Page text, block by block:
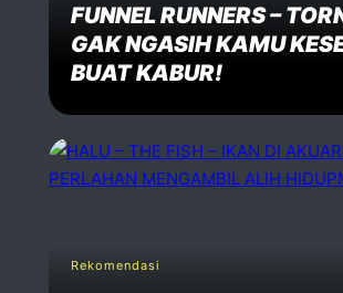
Name *
Email *
Website
Comment *
FUNNEL RUNNERS –
GAK NGASIH KAMU
BUAT KABUR!
Rekomendasi